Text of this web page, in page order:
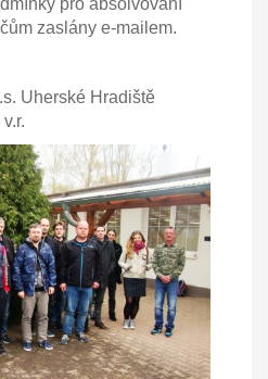
pro absolvování
zaslány e-mailem.
Uherské Hradiště